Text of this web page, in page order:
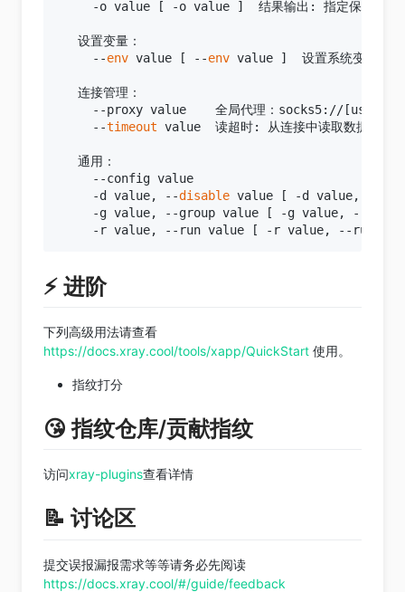
-o value [ -o value ]  结果输出: 指定保存结果
   设置变量：
     --
env value [ --env value ]  设置系统变量
   连接管理：
--proxy value    全局代理：socks5://
     --
timeout value  读超时: 从连接中读取数据的
   通用：
--config value
     -d value, --
disable value [ -d value, --
-g value, --group value [ -g value, --group
⚡️ 进阶
下列高级用法请查看
https://docs.xray.cool/tools/xapp/QuickStart 使用。
指纹打分
😘 指纹仓库/贡献指纹
访问xray-plugins查看详情
📝 讨论区
提交误报漏报需求等等请务必先阅读
https://docs.xray.cool/#/guide/feedback